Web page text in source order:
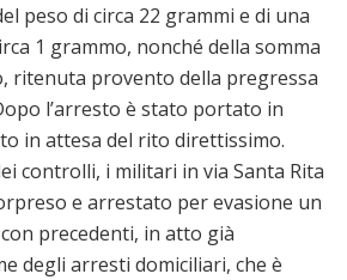
peso di circa 22 grammi e di una
1 grammo, nonché della somma
ritenuta provento della pregressa
l’arresto è stato portato in
in attesa del rito direttissimo.
controlli, i militari in via Santa Rita
e arrestato per evasione un
precedenti, in atto già
degli arresti domiciliari, che è